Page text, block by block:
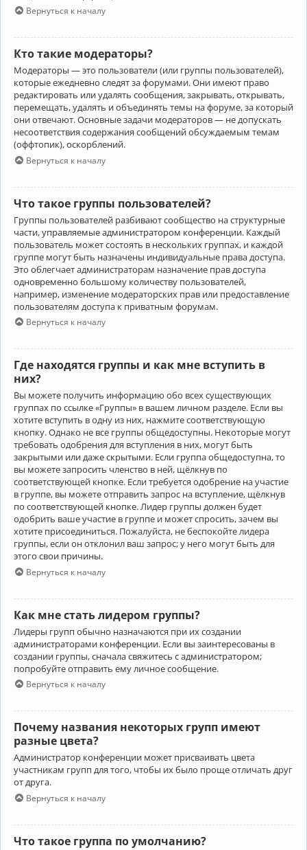
Вернуться к началу
Кто такие модераторы?
Модераторы — это пользователи (или группы пользователей),
которые ежедневно следят за форумами. Они имеют право
редактировать или удалять сообщения, закрывать, открывать,
перемещать, удалять и объединять темы на форуме, за который
они отвечают. Основные задачи модераторов — не допускать
несоответствия содержания сообщений обсуждаемым темам
(оффтопик), оскорблений.
Вернуться к началу
Что такое группы пользователей?
Группы пользователей разбивают сообщество на структурные
части, управляемые администратором конференции. Каждый
пользователь может состоять в нескольких группах, и каждой
группе могут быть назначены индивидуальные права доступа.
Это облегчает администраторам назначение прав доступа
одновременно большому количеству пользователей,
например, изменение модераторских прав или предоставление
пользователям доступа к приватным форумам.
Вернуться к началу
Где находятся группы и как мне вступить в
них?
Вы можете получить информацию обо всех существующих
группах по ссылке «Группы» в вашем личном разделе. Если вы
хотите вступить в одну из них, нажмите соответствующую
кнопку. Однако не все группы общедоступны. Некоторые могут
требовать одобрения для вступления в них, могут быть
закрытыми или даже скрытыми. Если группа общедоступна, то
вы можете запросить членство в ней, щёлкнув по
соответствующей кнопке. Если требуется одобрение на участие
в группе, вы можете отправить запрос на вступление, щёлкнув
по соответствующей кнопке. Лидер группы должен будет
одобрить ваше участие в группе и может спросить, зачем вы
хотите присоединиться. Пожалуйста, не беспокойте лидера
группы, если он отклонил ваш запрос; у него могут быть для
этого свои причины.
Вернуться к началу
Как мне стать лидером группы?
Лидеры групп обычно назначаются при их создании
администраторами конференции. Если вы заинтересованы в
создании группы, сначала свяжитесь с администратором;
попробуйте отправить ему личное сообщение.
Вернуться к началу
Почему названия некоторых групп имеют
разные цвета?
Администратор конференции может присваивать цвета
участникам групп для того, чтобы их было проще отличать друг
от друга.
Вернуться к началу
Что такое группа по умолчанию?